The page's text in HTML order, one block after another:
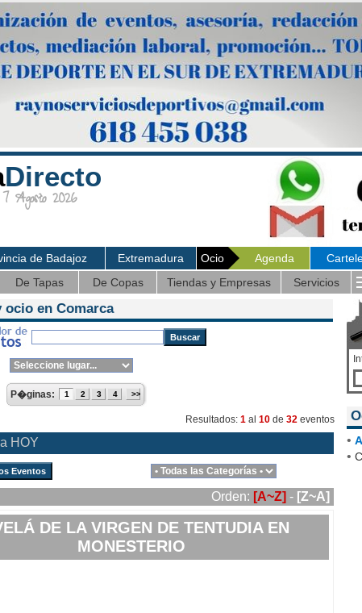
Directo
7 Agosto 2026
de Badajoz Extremadura Ocio Agenda
De Tapas De Copas Tiendas y Empresas Servicios
ocio en Comarca
P�ginas: 1 2 3 4 >>
Resultados: 1 al 10 de 32 eventos
HOY
Eventos
Orden: [A~Z] - [Z~A]
DE LA VIRGEN DE TENTUDIA EN
MONESTERIO
•
•